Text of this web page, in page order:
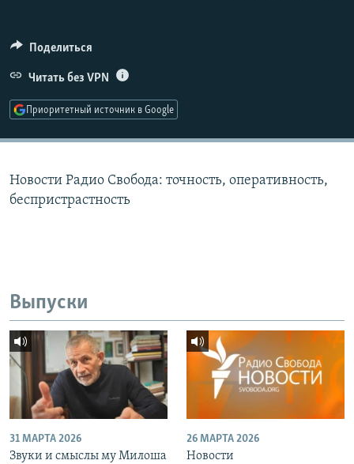
ПОДПИШИТЕСЬ НА РАССЫЛКУ
СОЦИАЛЬНЫЕ СЕТИ
Поделиться
Читать без VPN
Приоритетный источник в Google
Новости Радио Свобода: точность, оперативность,
беспристрастность
Выпуски
31 МАРТА 2026
Звуки и смыслы му Милоша
26 МАРТА 2026
Новости